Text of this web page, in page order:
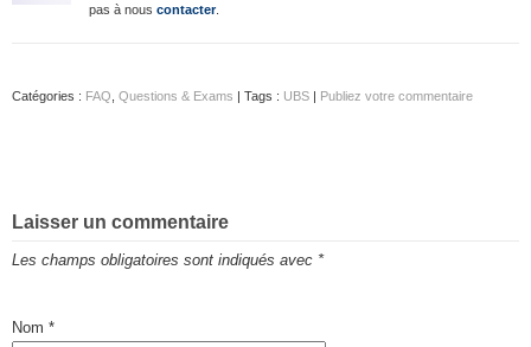
pas à nous contacter.
Catégories : FAQ Questions & Exams | Tags : UBS | Publiez votre commentaire
Laisser un commentaire
Les champs obligatoires sont indiqués avec *
Nom *